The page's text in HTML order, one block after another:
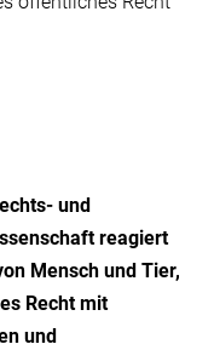
und
reagiert
Mensch und Tier,
Recht mit
und